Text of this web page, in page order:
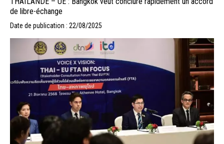
de libre-échange
Date de publication : 22/08/2025